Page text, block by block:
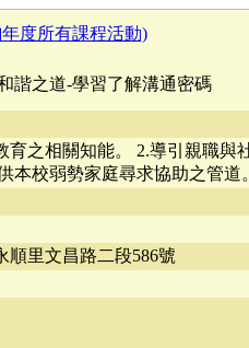
度所有課程活動)
諧之道-學習了解溝通密碼
育之相關知能。 2.導引親職與
本校弱勢家庭尋求協助之管道
順里文昌路二段586號